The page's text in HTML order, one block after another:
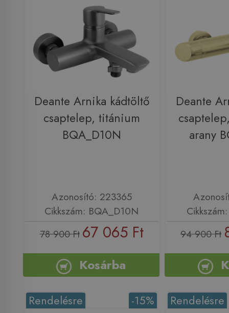
Deante Arnika kádtöltő
csaptelep, titánium
BQA_D10N
Azonosító: 223365
Cikkszám: BQA_D10N
78 900 Ft 67 065 Ft
Kosárba
Deante
arany
94 900 Ft
-15%
Rendelésre Rendelésre